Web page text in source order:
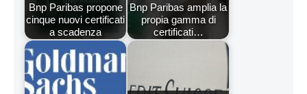
Bnp Paribas propone
cinque nuovi certificati
a scadenza
Bnp Paribas amplia la
propia gamma di
certificati…